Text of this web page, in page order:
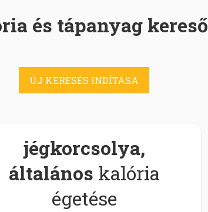
és tápanyag kereső
ÚJ KERESÉS INDÍTÁSA
jégkorcsolya,
általános kalória
égetése